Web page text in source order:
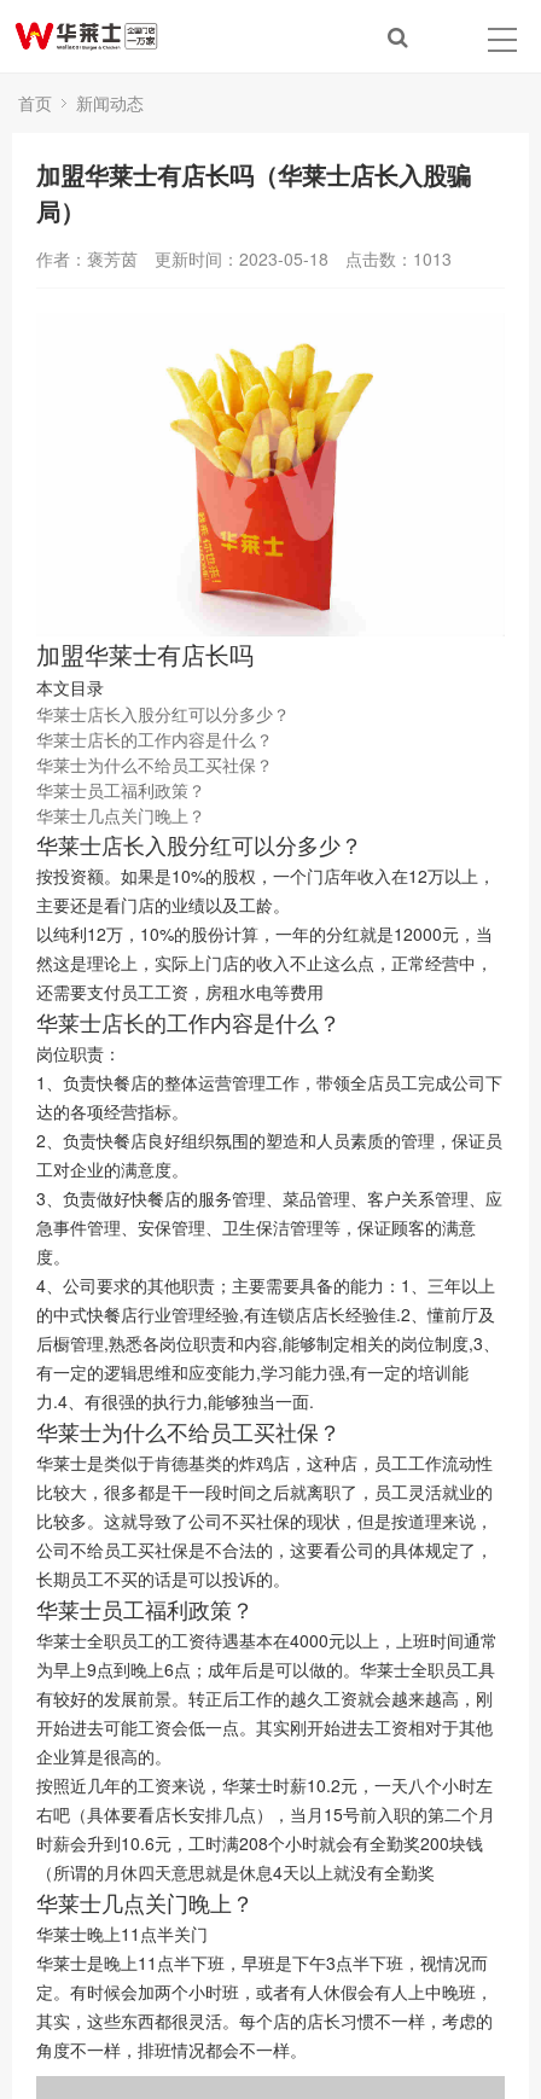
首页 新闻动态
加盟华莱士有店长吗（华莱士店长入股骗
局）
作者：褒芳茵 更新时间：2023-05-18 点击数： 1013
加盟华莱士有店长吗
本文目录
华莱士店长入股分红可以分多少？
华莱士店长的工作内容是什么？
华莱士为什么不给员工买社保？
华莱士员工福利政策？
华莱士几点关门晚上？
华莱士店长入股分红可以分多少？
按投资额。如果是10%的股权，一个门店年收入在12万以上，
主要还是看门店的业绩以及工龄。
以纯利12万，10%的股份计算，一年的分红就是12000元，当
然这是理论上，实际上门店的收入不止这么点，正常经营中，
还需要支付员工工资，房租水电等费用
华莱士店长的工作内容是什么？
岗位职责：
1、负责快餐店的整体运营管理工作，带领全店员工完成公司下
达的各项经营指标。
2、负责快餐店良好组织氛围的塑造和人员素质的管理，保证员
工对企业的满意度。
3、负责做好快餐店的服务管理、菜品管理、客户关系管理、应
急事件管理、安保管理、卫生保洁管理等，保证顾客的满意
度。
4、公司要求的其他职责；主要需要具备的能力：1、三年以上
的中式快餐店行业管理经验,有连锁店店长经验佳.2、懂前厅及
后橱管理,熟悉各岗位职责和内容,能够制定相关的岗位制度,3、
有一定的逻辑思维和应变能力,学习能力强,有一定的培训能
力.4、有很强的执行力,能够独当一面.
华莱士为什么不给员工买社保？
华莱士是类似于肯德基类的炸鸡店，这种店，员工工作流动性
比较大，很多都是干一段时间之后就离职了，员工灵活就业的
比较多。这就导致了公司不买社保的现状，但是按道理来说，
公司不给员工买社保是不合法的，这要看公司的具体规定了，
长期员工不买的话是可以投诉的。
华莱士员工福利政策？
华莱士全职员工的工资待遇基本在4000元以上，上班时间通常
为早上9点到晚上6点；成年后是可以做的。华莱士全职员工具
有较好的发展前景。转正后工作的越久工资就会越来越高，刚
开始进去可能工资会低一点。其实刚开始进去工资相对于其他
企业算是很高的。
按照近几年的工资来说，华莱士时薪10.2元，一天八个小时左
右吧（具体要看店长安排几点），当月15号前入职的第二个月
时薪会升到10.6元，工时满208个小时就会有全勤奖200块钱
（所谓的月休四天意思就是休息4天以上就没有全勤奖
华莱士几点关门晚上？
华莱士晚上11点半关门
华莱士是晚上11点半下班，早班是下午3点半下班，视情况而
定。有时候会加两个小时班，或者有人休假会有人上中晚班，
其实，这些东西都很灵活。每个店的店长习惯不一样，考虑的
角度不一样，排班情况都会不一样。